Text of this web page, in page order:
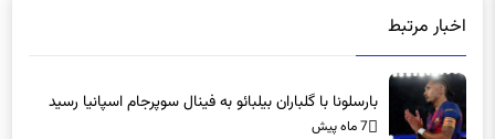
اخبار مرتبط
بارسلونا با گلباران بیلبائو به فینال سوپرجام اسپانیا رسید
7 ماه پیش